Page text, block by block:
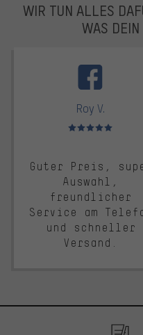
WIR TUN ALLES
WAS
Roy V.
Bewertungen: 5 von 5
Guter Preis,
Auswahl,
freundlicher
Service am
und schneller
Versand.